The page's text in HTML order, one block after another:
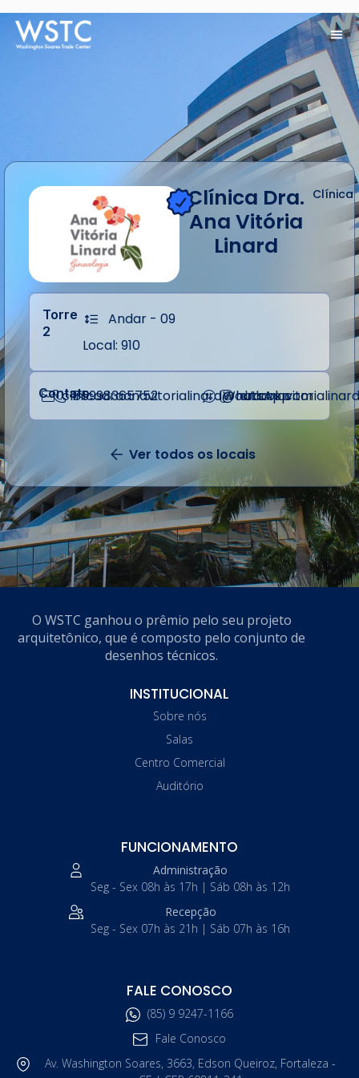
Clínica Dra.
Ana Vitória
Linard
Clínica
Torre
2
Andar - 09
Local: 910
Contato85998365752
clinicadraanavitorialinard@outlook.com
WhatsApp
Ver todos os locais
O WSTC ganhou o prêmio pelo seu projeto
arquitetônico, que é composto pelo conjunto de
desenhos técnicos.
INSTITUCIONAL
Sobre nós
Salas
Centro Comercial
Auditório
FUNCIONAMENTO
Administração
Seg - Sex 08h às 17h | Sáb 08h às 12h
Recepção
Seg - Sex 07h às 21h | Sáb 07h às 16h
FALE CONOSCO
(85) 9 9247-1166
Fale Conosco
Av. Washington Soares, 3663, Edson Queiroz, Fortaleza -